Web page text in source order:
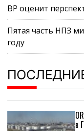
BP оценит
Пятая часть НПЗ
году
в